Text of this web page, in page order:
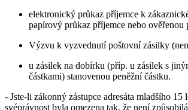
elektronický průkaz příjemce k
papírový průkaz příjemce nebo ověřenou
Výzvu k vyzvednutí poštovní zásilky
u zásilek na dobírku (příp. u zásilek s
částkami) stanovenou peněžní částku.
- Jste-li zákonný zástupce adresáta mladšího 15
svéprávnost byla omezena tak, že není